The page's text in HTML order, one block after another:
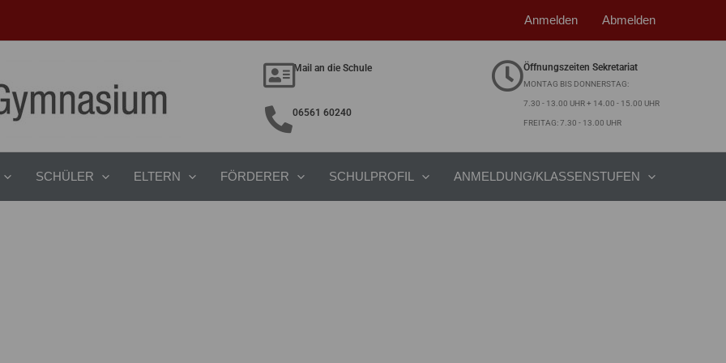
Anmelden Abmelden
Mail an die Schule
06561 60240
Öffnungszeiten Sekretariat
MONTAG BIS DONNERSTAG:
7.30 - 13.00 UHR + 14.00 - 15.00 UHR
FREITAG: 7.30 - 13.00 UHR
SCHÜLER ELTERN FÖRDERER SCHULPROFIL ANMELDUNG/KLASSENSTUFEN